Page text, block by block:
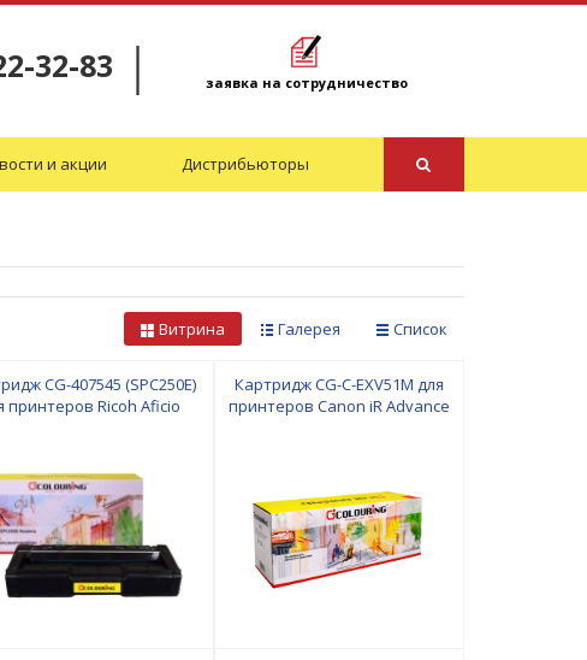
32-83 заявка на сотрудничество
и акции Дистрибьюторы
Список
Галерея
Витрина
CG-407545 (SPC250E)
принтеров Ricoh Aficio
Картридж CG-C-EXV51M для
принтеров Canon iR Advance